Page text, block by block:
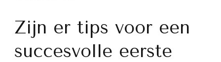
Zijn er tips voor een
succesvolle eerste